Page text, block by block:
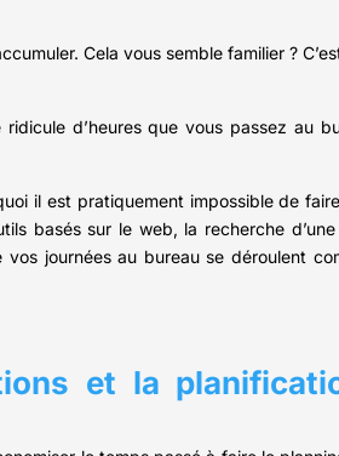
Cela vous semble familier ?
d’heures que vous passez au
il est pratiquement impossible de
basés sur le web, la recherche
journées au bureau se déroulent
et la